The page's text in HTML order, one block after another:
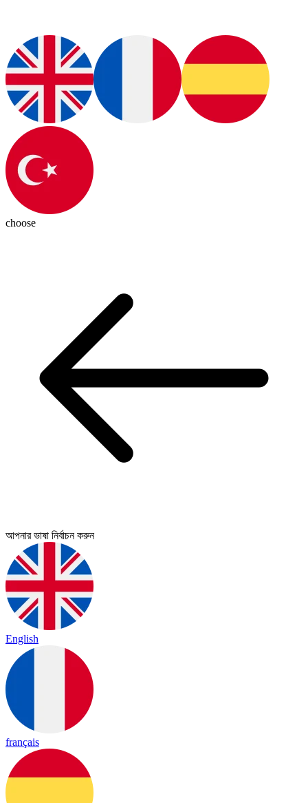
choose
আপনার ভাষা নির্বাচন করুন
English
français